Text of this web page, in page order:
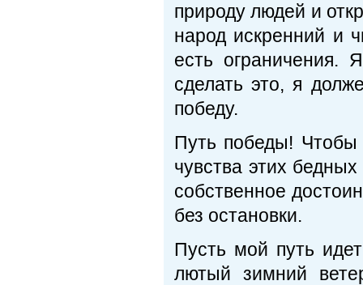
природу людей и
народ искренний и
есть ограничения.
сделать это, я
победу.
Путь победы! Чтобы
чувства этих
собственное
без остановки.
Пусть мой путь
лютый зимний